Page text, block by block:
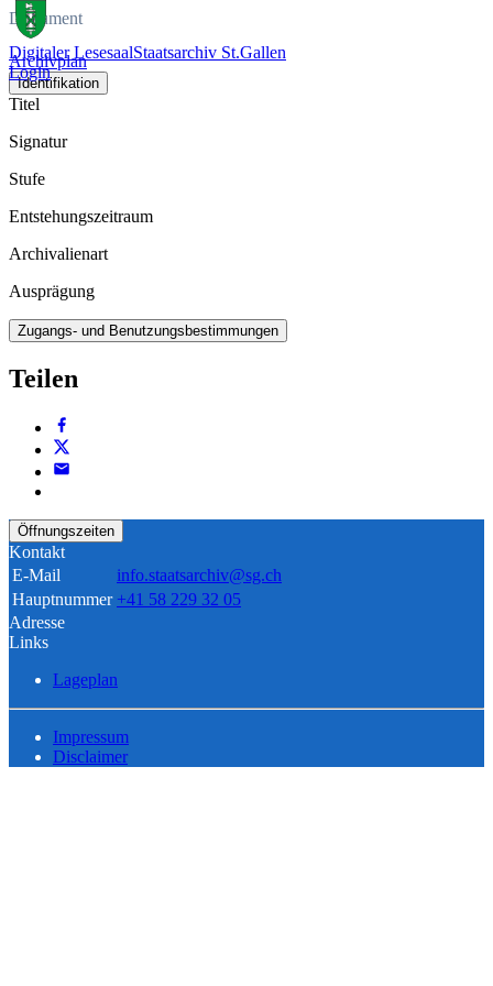
Digitaler LesesaalStaatsarchiv St.Gallen
Login
Dokument
Archivplan
Identifikation
Titel
Signatur
Stufe
Entstehungszeitraum
Archivalienart
Ausprägung
Zugangs- und Benutzungsbestimmungen
Teilen
Öffnungszeiten
Kontakt
E-Mail
info.staatsarchiv@sg.ch
Hauptnummer +41 58 229 32 05
Adresse
Links
Lageplan
Impressum
Disclaimer